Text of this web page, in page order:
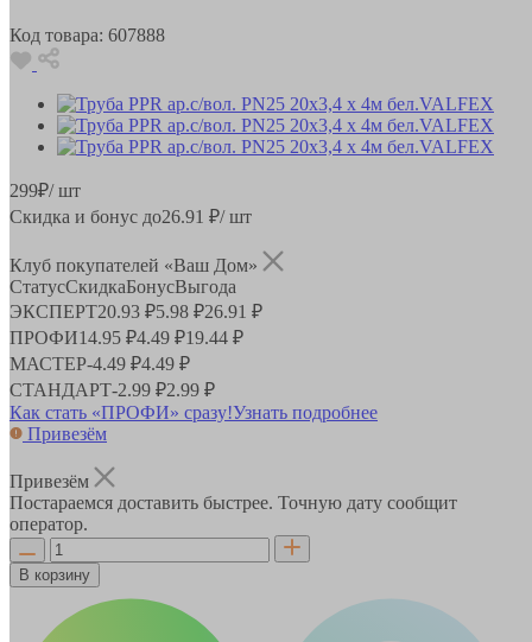
Код товара: 607888
299₽/ шт
Скидка и бонус до26.91 ₽/ шт
Клуб покупателей «Ваш Дом»
СтатусСкидкаБонусВыгода
ЭКСПЕРТ20.93 ₽5.98 ₽26.91 ₽
ПРОФИ14.95 ₽4.49 ₽19.44 ₽
МАСТЕР-4.49 ₽4.49 ₽
СТАНДАРТ-2.99 ₽2.99 ₽
Как стать «ПРОФИ» сразу!Узнать подробнее
Привезём
Привезём
Постараемся доставить быстрее. Точную дату сообщит
оператор.
В корзину